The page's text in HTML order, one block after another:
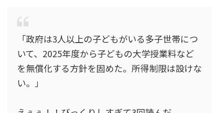
「政府は3人以上の子どもがいる多子世帯につ
いて、2025年度から子どもの大学授業料など
を無償化する方針を固めた。所得制限は設けな
い。」